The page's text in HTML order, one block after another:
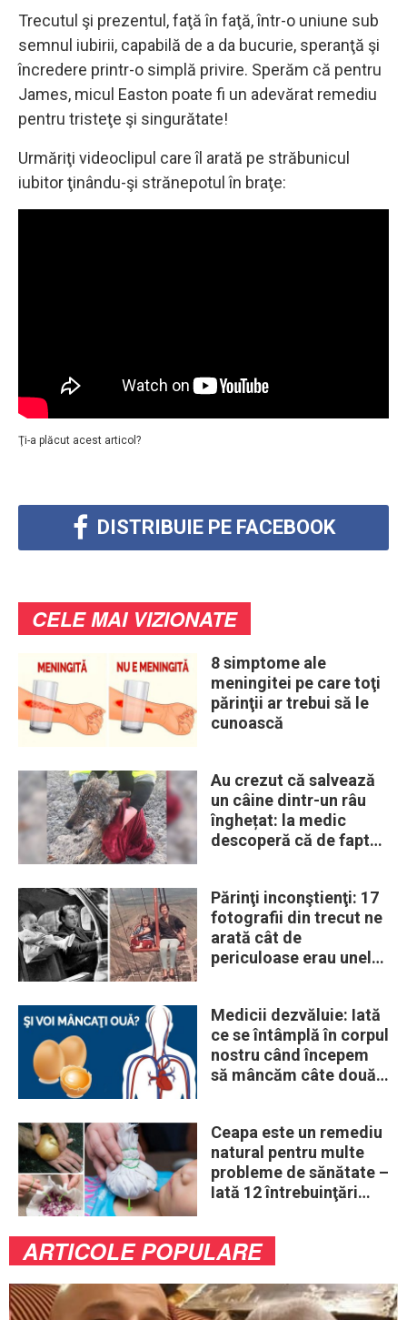
Trecutul şi prezentul, faţă în faţă, într-o uniune sub
semnul iubirii, capabilă de a da bucurie, speranţă şi
încredere printr-o simplă privire. Sperăm că pentru
James, micul Easton poate fi un adevărat remediu
pentru tristeţe şi singurătate!
Urmăriţi videoclipul care îl arată pe străbunicul
iubitor ţinându-şi strănepotul în braţe:
Ţi-a plăcut acest articol?
DISTRIBUIE PE FACEBOOK
CELE MAI VIZIONATE
8 simptome ale
meningitei pe care toţi
părinţii ar trebui să le
cunoască
Au crezut că salvează
un câine dintr-un râu
înghețat: la medic
descoperă că de fapt
Părinţi inconştienţi: 17
fotografii din trecut ne
arată cât de
periculoase erau unele
Medicii dezvăluie: Iată
ce se întâmplă în corpul
nostru când începem
să mâncăm câte două
Ceapa este un remediu
natural pentru multe
probleme de sănătate –
Iată 12 întrebuinţări
ARTICOLE POPULARE